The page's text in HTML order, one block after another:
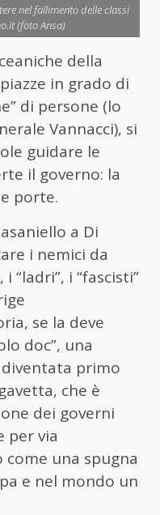
nel fallimento delle classi
(foto Ansa)
della
in grado di
di persone (lo
Vannacci), si
guidare le
il governo: la
porte.
a Di
i nemici da
“ladri”, i “fascisti”
se la deve
doc”, una
primo
che è
dei governi
per via
una spugna
e nel mondo un